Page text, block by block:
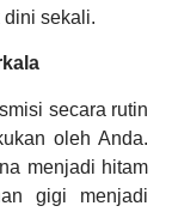
dini sekali.
secara rutin
oleh Anda.
menjadi hitam
gigi menjadi